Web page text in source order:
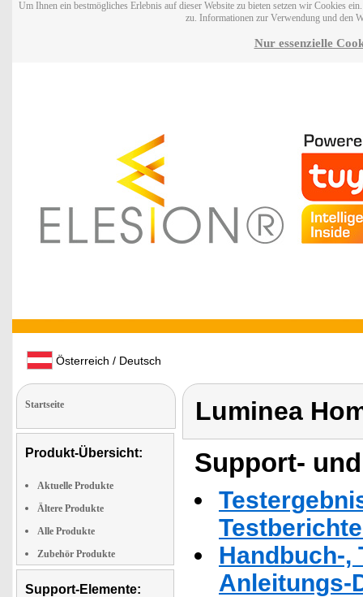
Um Ihnen ein bestmögliches Erlebnis auf dieser Website zu bieten setzen wir Cookies
zu. Informationen zur Verwendung und den
Nur essenzielle
Österreich / Deutsch
Startseite
Produkt-Übersicht:
Aktuelle Produkte
Ältere Produkte
Alle Produkte
Zubehör Produkte
Support-Elemente:
Luminea
Support-
Handbuch-,
Anleitungs-